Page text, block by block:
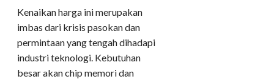
Kenaikan harga ini merupakan
imbas dari krisis pasokan dan
permintaan yang tengah dihadapi
industri teknologi. Kebutuhan
besar akan chip memori dan